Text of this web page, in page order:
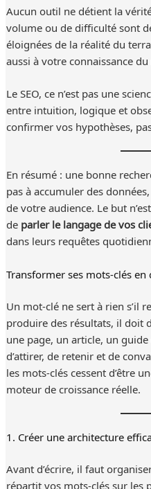
Aucun outil ne détient la
volume ou de difficulté sont
éloignées de la réalité du
aussi à votre connaissance
Le SEO, ce n’est pas une
entre intuition, logique et
confirmer vos hypothèses,
En résumé : une bonne
pas à accumuler des
de votre audience. Le but
deparler le langage de vos
dans leurs requêtes
Transformer ses mots-clés
Un mot-clé ne sert à rien s’il
produire des résultats, il doit
une page, un article, un
d’attirer, de retenir et de
les mots-clés cessent d’être
moteur de croissance réelle.
1. Créer une architecture
Avant d’écrire, il faut
répartit vos mots-clés sur les